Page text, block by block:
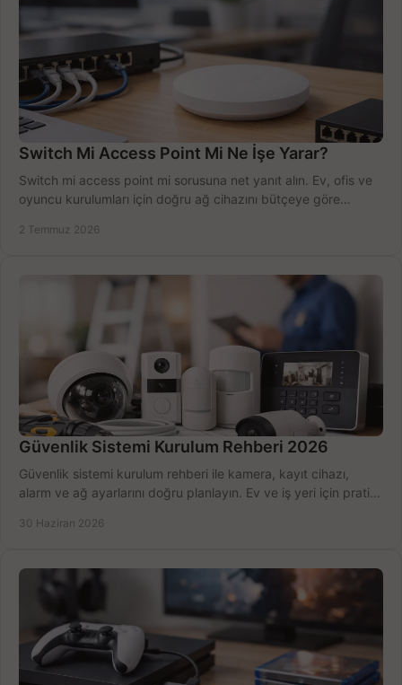
Switch Mi Access Point Mi Ne İşe Yarar?
Switch mi access point mi sorusuna net yanıt alın. Ev, ofis ve
oyuncu kurulumları için doğru ağ cihazını bütçeye göre
2 Temmuz 2026
Güvenlik Sistemi Kurulum Rehberi 2026
Güvenlik sistemi kurulum rehberi ile kamera, kayıt cihazı,
alarm ve ağ ayarlarını doğru planlayın. Ev ve iş yeri için pratik
30 Haziran 2026